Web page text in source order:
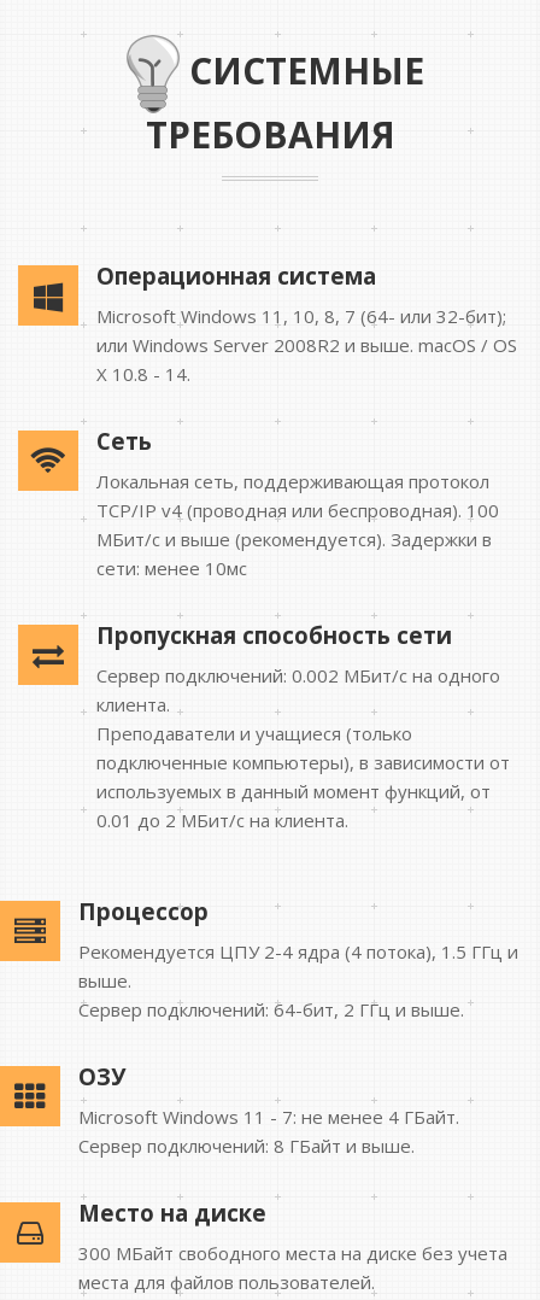
СИСТЕМНЫЕ
ТРЕБОВАНИЯ
Операционная система
Microsoft Windows 11, 10, 8, 7 (64- или 32-бит);
или Windows Server 2008R2 и выше. macOS / OS
X 10.8 - 14.
Сеть
Локальная сеть, поддерживающая протокол
TCP/IP v4 (проводная или беспроводная). 100
MБит/с и выше (рекомендуется). Задержки в
сети: менее 10мс
Пропускная способность сети
Сервер подключений: 0.002 MБит/с на одного
клиента.
Преподаватели и учащиеся (только
подключенные компьютеры), в зависимости от
используемых в данный момент функций, от
0.01 до 2 MБит/с на клиента.
Процессор
Рекомендуется ЦПУ 2-4 ядра (4 потока), 1.5 ГГц и
выше.
Сервер подключений: 64-бит, 2 ГГц и выше.
ОЗУ
Microsoft Windows 11 - 7: не менее 4 ГБайт.
Сервер подключений: 8 ГБайт и выше.
Место на диске
300 MБайт свободного места на диске без учета
места для файлов пользователей.